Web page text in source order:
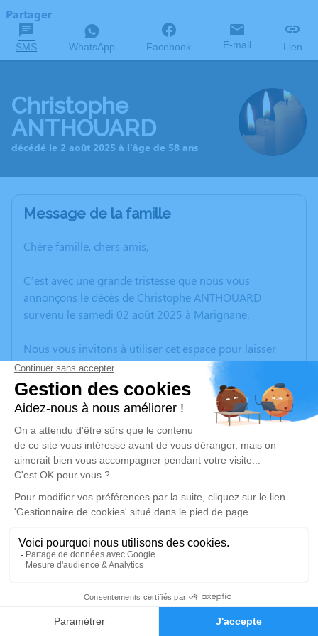
Faire-part Hommages
Partager
SMS WhatsApp Facebook E-mail Lien
Christophe
ANTHOUARD
décédé le 2 août 2025 à l'âge de 58 ans
Message de la famille
Chère famille, chers amis,
C’est avec une grande tristesse que nous vous
annonçons le décès de Christophe ANTHOUARD
survenu le samedi 02 août 2025 à Marignane.
Nous vous invitons à utiliser cet espace pour laisser
vos condoléances, partager des photos souvenirs, une
anecdote ou exprimer vos pensées à travers des
poèmes ou des textes. Cet endroit est un lieu
d'expression dédié à honorer la mémoire de
Christophe ANTHOUARD.
Un service de plantation d’arbre hommage est
disponible ici.
Je rends hommage
Crémation
Crématorium de Provence et Parc Mémorial
de Provence d'Aix-en-Provence